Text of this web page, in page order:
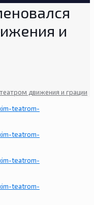
и
движения и грации